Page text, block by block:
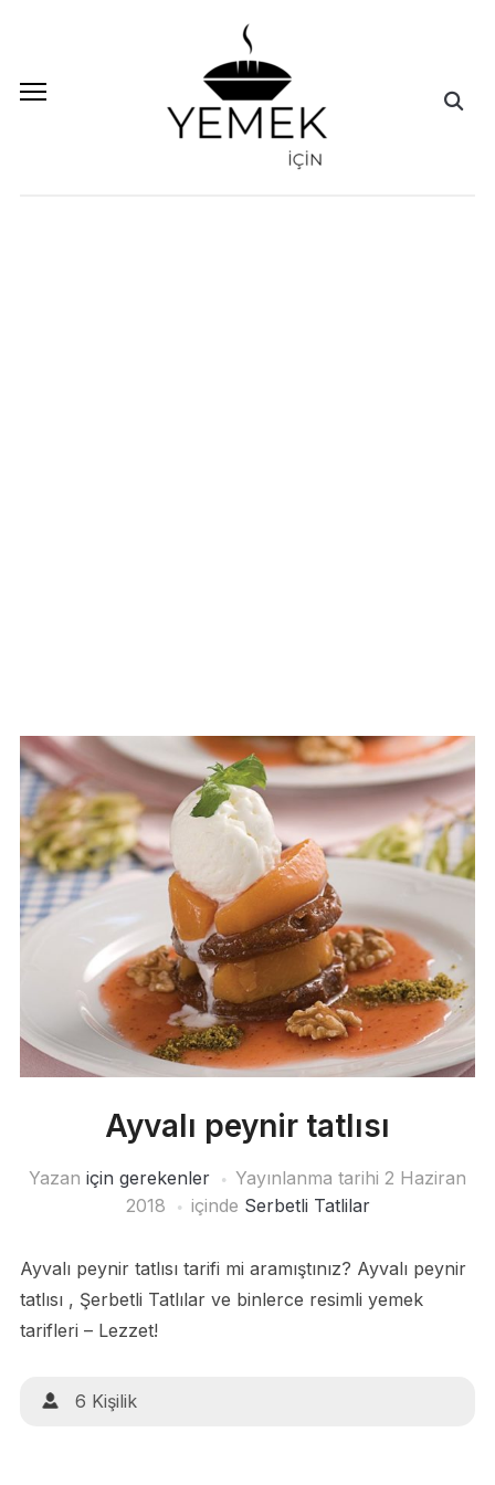
Ayvalı peynir tatlısı
Yazan için gerekenler Yayınlanma tarihi 2 Haziran
2018
içinde Serbetli Tatlilar
Ayvalı peynir tatlısı tarifi mi aramıştınız? Ayvalı peynir
tatlısı , Şerbetli Tatlılar ve binlerce resimli yemek
tarifleri – Lezzet!
6 Kişilik